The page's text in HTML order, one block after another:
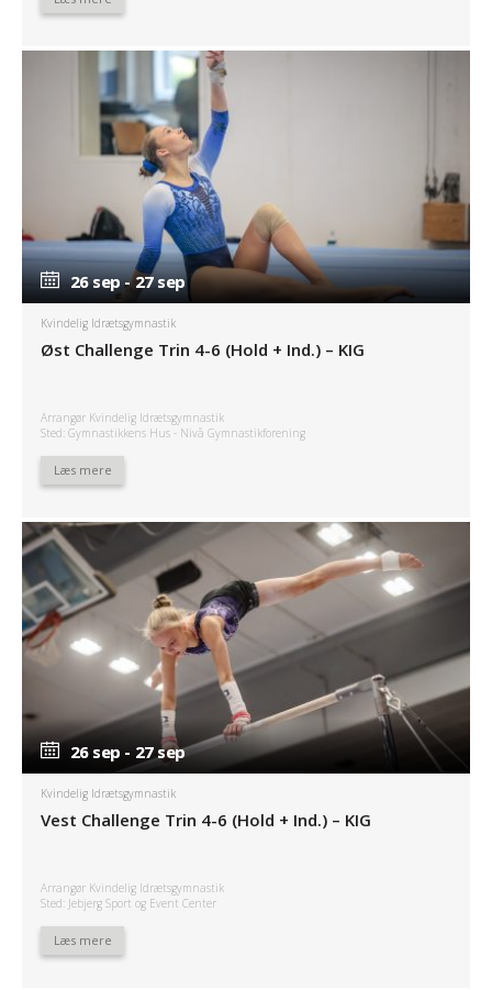
26 sep - 27 sep
26 sep - 27 sep
Kvindelig Idrætsgymnastik
Øst Challenge Trin 4-6 (Hold + Ind.) – KIG
Arrangør Kvindelig Idrætsgymnastik
Sted: Gymnastikkens Hus - Nivå Gymnastikforening
Læs mere
26 sep - 27 sep
26 sep - 27 sep
Kvindelig Idrætsgymnastik
Vest Challenge Trin 4-6 (Hold + Ind.) – KIG
Arrangør Kvindelig Idrætsgymnastik
Sted: Jebjerg Sport og Event Center
Læs mere